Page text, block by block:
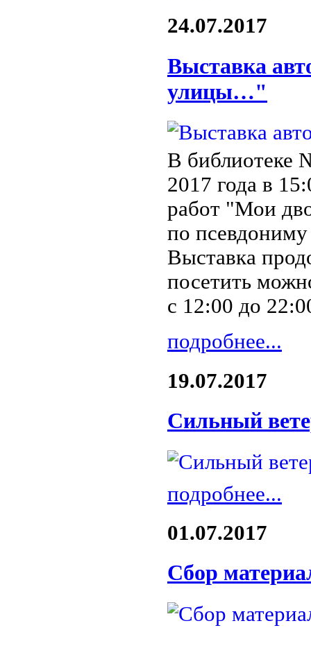
24.07.2017
Выставка
улицы…"
В библиотеке
2017 года в
работ "Мои
по
Выставка
посетить
с 12:00 до
подробнее...
19.07.2017
Сильный
подробнее...
01.07.2017
Сбор